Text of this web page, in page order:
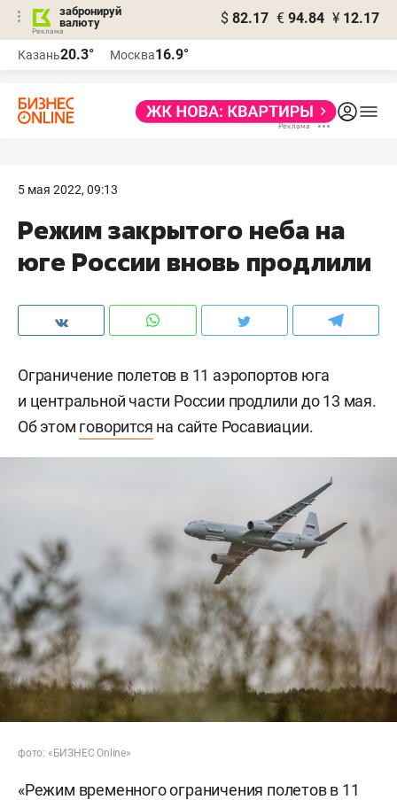
забронируй
валюту
$ 82.17 € 94.84 ¥ 12.17
Казань20.3° Москва16.9°
5 мая 2022, 09:13
Режим закрытого неба на
юге России вновь продлили
Ограничение полетов в 11 аэропортов юга
и центральной части России продлили до 13 мая.
Об этом говорится на сайте Росавиации.
фото: «БИЗНЕС Online»
«Режим временного ограничения полетов в 11